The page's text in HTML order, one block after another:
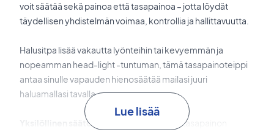
voit säätää sekä painoa että tasapainoa – jotta löydät
täydellisen yhdistelmän voimaa, kontrollia ja hallittavuutta.
Halusitpa lisää vakautta lyönteihin tai kevyemmän ja
nopeamman head-light -tuntuman, tämä tasapainoteippi
antaa sinulle vapauden hienosäätää mailasi juuri
haluamallasi tavalla.
Yksilöllinen säätömahdollistaa painon ja tasapainon
Lue lisää